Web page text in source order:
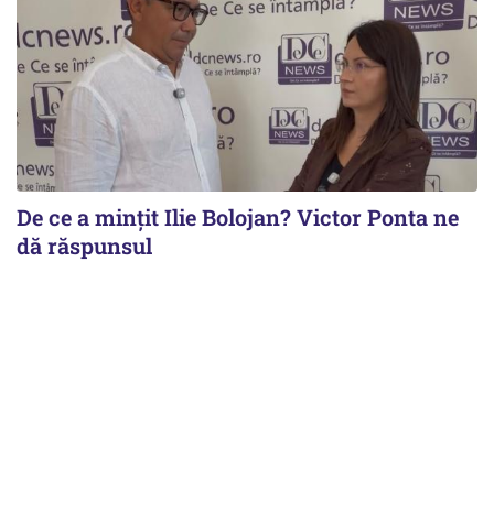
De ce a mințit Ilie Bolojan? Victor Ponta ne
dă răspunsul